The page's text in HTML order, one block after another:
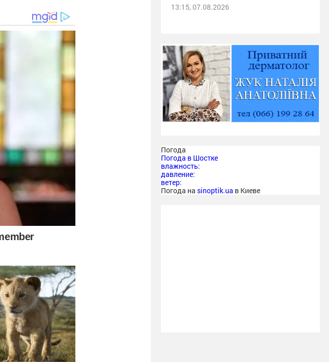
13:15, 07.08.2026
Погода
Погода в Шостке
влажность:
давление:
ветер:
Погода на sinoptik.ua в Киеве